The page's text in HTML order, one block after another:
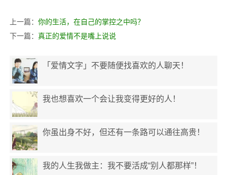
上一篇： 你的生活，在自己的掌控之中吗？
下一篇： 真正的爱情不是嘴上说说
「爱情文字」不要随便找喜欢的人聊天！
我也想喜欢一个会让我变得更好的人！
你虽出身不好，但还有一条路可以通往高贵！
我的人生我做主：我不要活成“别人都那样”！